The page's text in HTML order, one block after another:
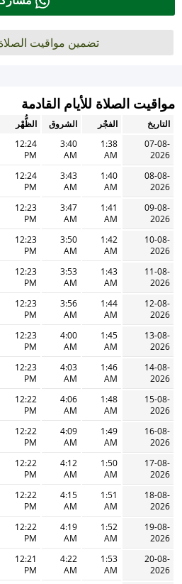
تضمين مواقيت
مواقيت الصلاة للأيام القادمة
التاريخ الفجْر الشروق الظُّهْر
07-08-
2026
1:38
AM
3:40
AM
12:24
PM
08-08-
2026
1:40
AM
3:43
AM
12:24
PM
09-08-
2026
1:41
AM
3:47
AM
12:23
PM
10-08-
2026
1:42
AM
3:50
AM
12:23
PM
11-08-
2026
1:43
AM
3:53
AM
12:23
PM
12-08-
2026
1:44
AM
3:56
AM
12:23
PM
13-08-
2026
1:45
AM
4:00
AM
12:23
PM
14-08-
2026
1:46
AM
4:03
AM
12:23
PM
15-08-
2026
1:48
AM
4:06
AM
12:22
PM
16-08-
2026
1:49
AM
4:09
AM
12:22
PM
17-08-
2026
1:50
AM
4:12
AM
12:22
PM
18-08-
2026
1:51
AM
4:15
AM
12:22
PM
19-08-
2026
1:52
AM
4:19
AM
12:22
PM
20-08-
2026
1:53
AM
4:22
AM
12:21
PM